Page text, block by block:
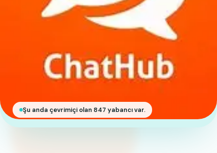
Şu anda çevrimiçi olan 847 yabancı var.